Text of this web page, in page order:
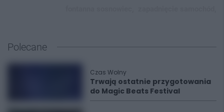
Polecane
Czas Wolny
Trwają ostatnie przygotowania
do Magic Beats Festival